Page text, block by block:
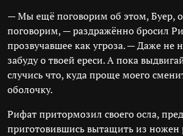
— Мы ещё поговорим об этом, Буер,
поговорим, — раздражённо бросил
прозвучавшее как угроза. — Даже не
забуду о твоей ереси. А пока
случись что, куда проще моего
оболочку.
Рифат притормозил своего осла,
приготовившись вытащить из